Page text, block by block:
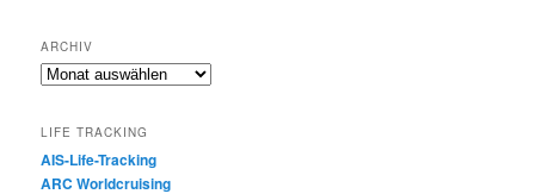
ARCHIV
Archiv
LIFE TRACKING
AIS-Life-Tracking
ARC Worldcruising